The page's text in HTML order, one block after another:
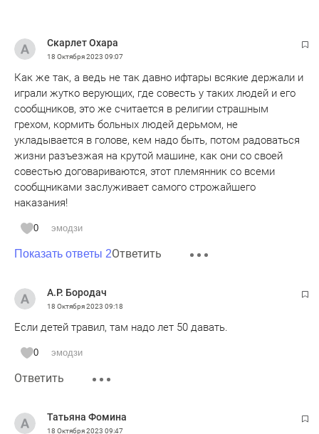
проставлять 45 наименований продукции: 3 линейки
мороженого, сорбеты, замороженные чаи и премиксы для
коктейлей. В перспективе планируется в три раза
увеличить объемы поставок за рубеж до 60 тонн
продукции в месяц», — рассказал курирующий
Минсельхозпрод зампред правительства Московской
области Георгий Филимонов.
На экспорт отправят классические натуральные
пломбиры и сорбеты, протеиновое мороженое без сахара
и веганское мороженое на кокосовом молоке,
замороженные чаи из фруктов и ягод в виде эскимо, а
также премиксы для лимонадов и коктейлей в виде
эскимо.
Скарлет Охара
18 Октября 2023 09:07
Как же так, а ведь не так давно ифтары всякие держали и
играли жутко верующих, где совесть у таких людей и его
сообщников, это же считается в религии страшным
грехом, кормить больных людей дерьмом, не
укладывается в голове, кем надо быть, потом радоваться
жизни разъезжая на крутой машине, как они со своей
совестью договариваются, этот племянник со всеми
сообщниками заслуживает самого строжайшего
наказания!
0 эмодзи
Показать ответы 2Ответить
А.Р. Бородач
18 Октября 2023 09:18
Если детей травил, там надо лет 50 давать.
0 эмодзи
Ответить
Татьяна Фомина
18 Октября 2023 09:47